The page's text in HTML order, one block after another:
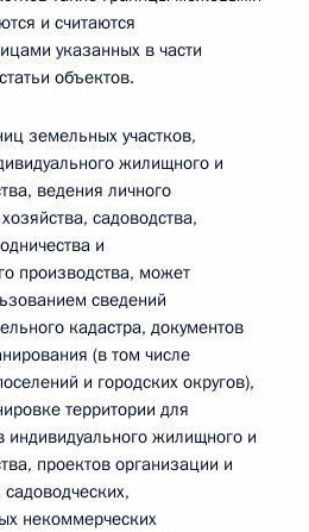
и считаются
указанных в части
объектов.
земельных участков,
жилищного и
ведения личного
садоводства,
и
производства, может
сведений
кадастра, документов
(в том числе
и городских округов),
территории для
жилищного и
проектов организации и
некоммерческих